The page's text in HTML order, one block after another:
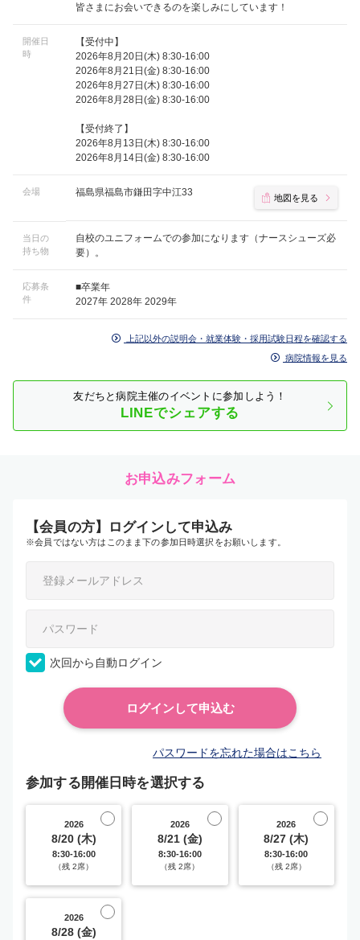
皆さまにお会いできるのを楽しみにしています！
開催日
時
【受付中】
2026年8月20日(木) 8:30-16:00
2026年8月21日(金) 8:30-16:00
2026年8月27日(木) 8:30-16:00
2026年8月28日(金) 8:30-16:00
【受付終了】
2026年8月13日(木) 8:30-16:00
2026年8月14日(金) 8:30-16:00
会場 福島県福島市鎌田字中江33 地図を見る
当日の
持ち物
自校のユニフォームでの参加になります（ナースシューズ必
要）。
応募条
件
■卒業年
2027年 2028年 2029年
上記以外の説明会・就業体験・採用試験日程を確認する
病院情報を見る
友だちと病院主催のイベントに参加しよう！
LINEでシェアする
お申込みフォーム
【会員の方】ログインして申込み
※会員ではない方はこのまま下の参加日時選択をお願いします。
次回から自動ログイン
パスワードを忘れた場合はこちら
参加する開催日時を選択する
2026
8/20 (木)
8:30-16:00
（残 2席）
2026
8/21 (金)
8:30-16:00
（残 2席）
2026
8/27 (木)
8:30-16:00
（残 2席）
2026
8/28 (金)